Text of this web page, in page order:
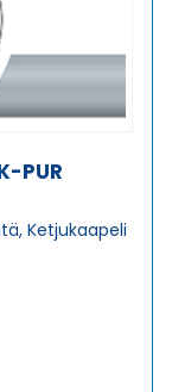
PUR
Ketjukaapeli